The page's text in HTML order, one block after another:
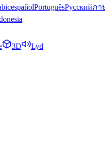
españolPortuguêsРусскийภา
3D Lyd